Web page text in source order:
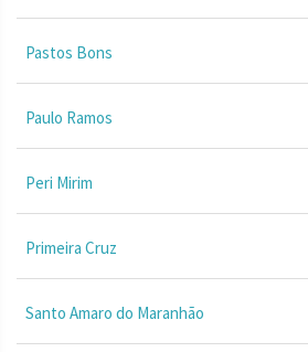
Pastos Bons
Paulo Ramos
Peri Mirim
Primeira Cruz
Santo Amaro do Maranhão